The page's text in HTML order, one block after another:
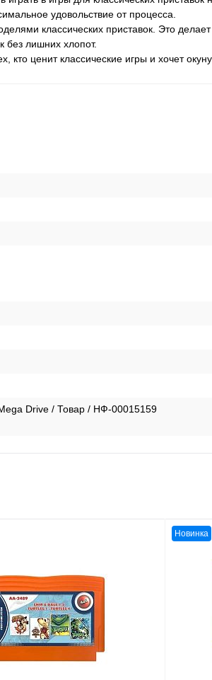
удовольствие от процесса.
классических приставок. Это
без лишних хлопот.
ценит классические игры и хочет
Drive / Товар / НФ-00015159
Новинка